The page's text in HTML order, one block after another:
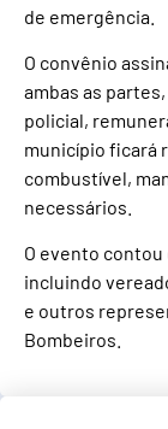
de emergência.
O convênio
ambas as
policial,
município ficará
combustível,
necessários.
O evento
incluindo
e outros
Bombeiros.